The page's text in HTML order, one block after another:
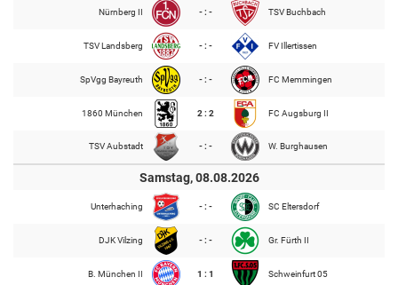
Nürnberg II - : - TSV Buchbach
TSV Landsberg - : - FV Illertissen
SpVgg Bayreuth - : - FC Memmingen
1860 München 2 : 2 FC Augsburg II
TSV Aubstadt - : - W. Burghausen
Samstag, 08.08.2026
Unterhaching - : - SC Eltersdorf
DJK Vilzing - : - Gr. Fürth II
B. München II 1 : 1 Schweinfurt 05